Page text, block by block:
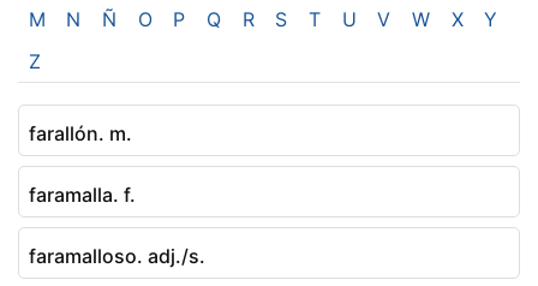
M
N Ñ O P Q R S T U V W X
Y
Z
farallón. m.
faramalla. f.
faramalloso. adj./s.